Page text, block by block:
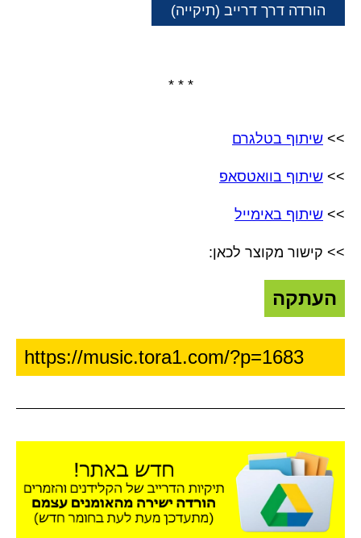
הורדה דרך דרייב (תיקייה)
* * *
>> שיתוף בטלגרם
>> שיתוף בוואטסאפ
>> שיתוף באימייל
>> קישור מקוצר לכאן:
העתקה